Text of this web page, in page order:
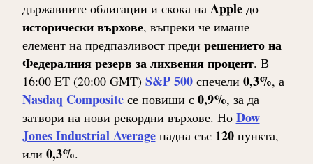
държавните облигации и скока на Appleдо
исторически върхове, въпреки че имаше
елемент на предпазливост преди решението на
Федералния резерв за лихвения процент. В
16:00 ET (20:00 GMT) S&P 500спечели 0,3%, а
Nasdaq Compositeсе повиши с 0,9%, за да
затвори на нови рекордни върхове. Но Dow
Jones Industrial Averageпадна със 120пункта,
или 0,3%.